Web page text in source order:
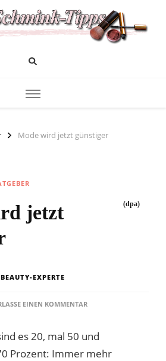
Schminktipps
Mode wird jetzt günstiger
jetzt
(dpa)
BEAUTY-EXPERTE
EINEN KOMMENTARZU
JETZT
GÜNSTIGER
es 20, mal 50 und
Prozent: Immer mehr